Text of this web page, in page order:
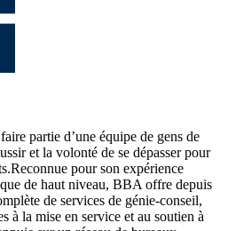
partie d’une équipe de gens de
et la volonté de se dépasser pour
pour son expérience
de haut niveau, BBA offre depuis
de services de génie-conseil,
à la mise en service et au soutien à